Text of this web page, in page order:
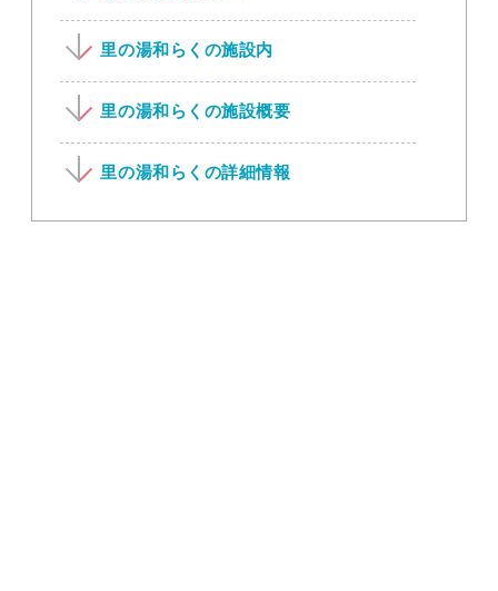
里の湯和らくの施設内
里の湯和らくの施設概要
里の湯和らくの詳細情報